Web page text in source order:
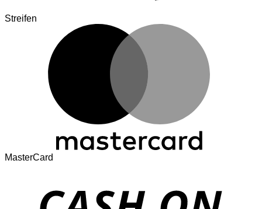
Streifen
MasterCard